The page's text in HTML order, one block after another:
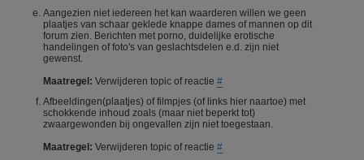
Aangezien niet iedereen het kan waarderen willen we geen
plaatjes van schaar geklede knappe dames of mannen op dit
forum zien. Berichten met porno, duidelijke erotische
handelingen of foto's van geslachtsdelen e.d. zijn niet
gewenst.
Maatregel: Verwijderen topic of reactie #
Afbeeldingen(plaatjes) of filmpjes (of links hier naartoe) met
schokkende inhoud zoals (maar niet beperkt tot)
zwaargewonden bij ongevallen zijn niet toegestaan.
Maatregel: Verwijderen topic of reactie #